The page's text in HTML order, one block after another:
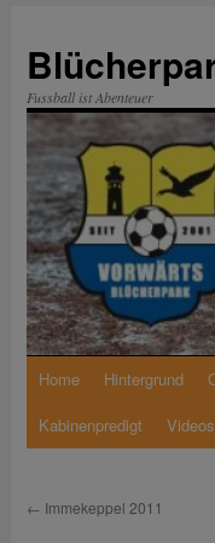
springen
Fussball ist Abenteuer
Home Hintergrund
Kabinenpredigt
Videos
← Immekeppel 2011